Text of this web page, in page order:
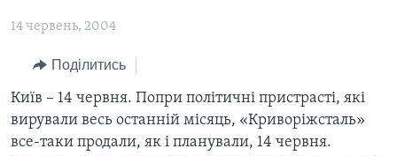
меню
Перейти
до
Пошуку
США
УКРАЇНА
ВІЙНА - ЦЕ ОСОБИСТЕ
УКРАЇНЦІ У СВІТІ
ПОЛІТИКА В США
АДМІНІСТРАЦІЯ ПРЕЗИДЕНТА ТРАМПА: ПЕРШІ 100
УКРАЇНЦІ В АМЕРИЦІ
УКРАЇНА
14 червень, 2004
Поділитись
Київ – 14 червня. Попри політичні пристрасті, які
вирували весь останній місяць, «Криворіжсталь»
все-таки продали, як і планували, 14 червня.